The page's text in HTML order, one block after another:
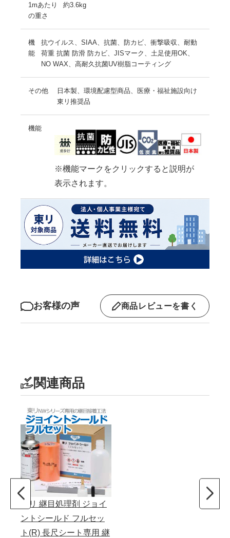
1mあたり
の重さ
約3.6kg
機
能
抗ウイルス、SIAA、抗菌、防カビ、衝撃吸収、耐動
荷重 抗菌 防滑 防カビ、JISマーク、土足使用OK、
NO WAX、高耐久抗菌UV樹脂コーティング
その他
日本製、環境配慮型商品、医療・福祉施設向け
東リ推奨品
機能
※機能マークをクリックすると説明が
表示されます。
お客様の声 商品レビューを書く
関連商品
東リ 継目処理剤 ジョイ
ントシールド フルセッ
ト(R) 長尺シート専用 継